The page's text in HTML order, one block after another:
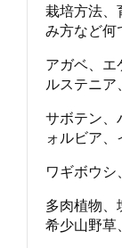
栽培方法、
み方など
アガベ、エ
ルステニア
サボテン、
ォルビア、
ワギボウシ
多肉植物、
希少山野草、